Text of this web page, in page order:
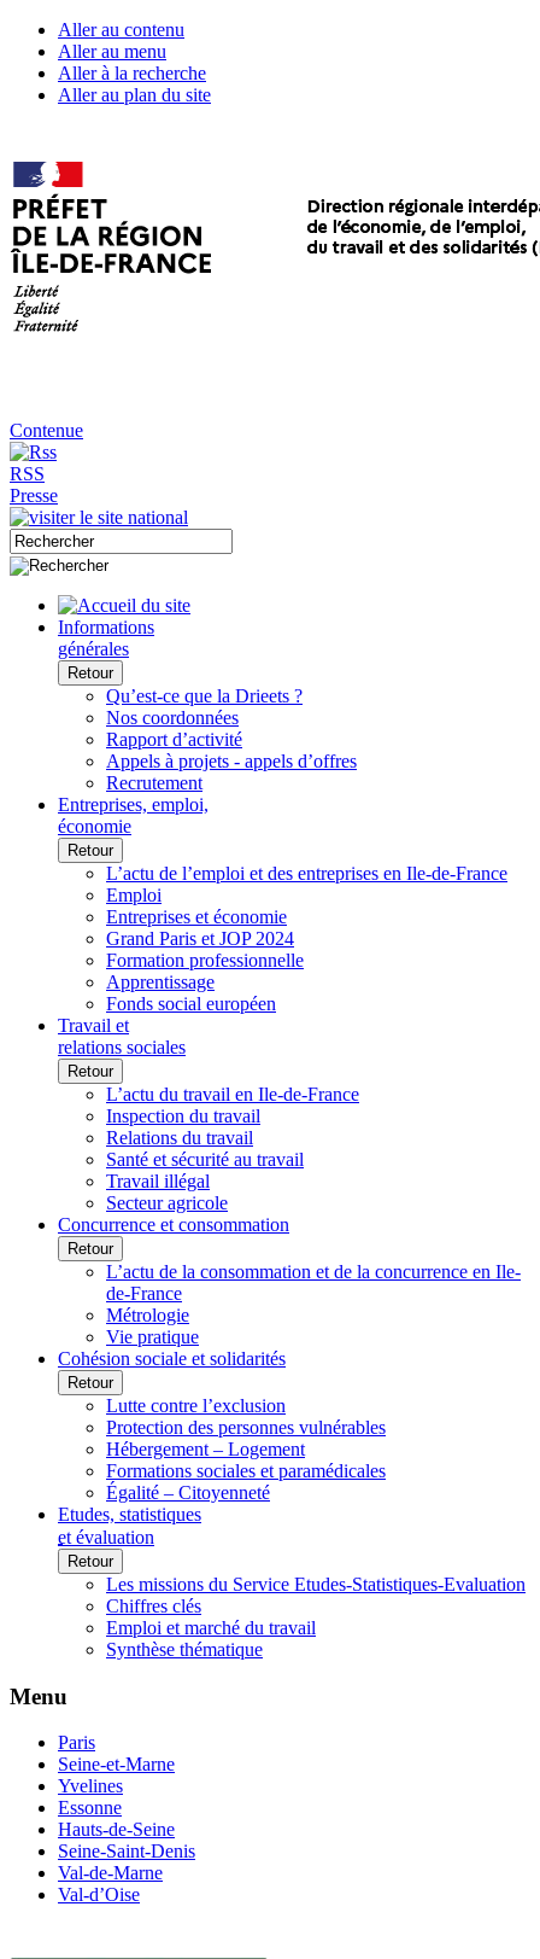
Aller au contenu
Aller au menu
Aller à la recherche
Aller au plan du site
Contenue
RSS
Presse
Informations
générales
Retour
Qu’est-ce que la Drieets ?
Nos coordonnées
Rapport d’activité
Appels à projets - appels d’offres
Recrutement
Entreprises, emploi,
économie
Retour
L’actu de l’emploi et des entreprises en Ile-de-France
Emploi
Entreprises et économie
Grand Paris et JOP 2024
Formation professionnelle
Apprentissage
Fonds social européen
Travail et
relations sociales
Retour
L’actu du travail en Ile-de-France
Inspection du travail
Relations du travail
Santé et sécurité au travail
Travail illégal
Secteur agricole
Concurrence et consommation
Retour
L’actu de la consommation et de la concurrence en Ile-
de-France
Métrologie
Vie pratique
Cohésion sociale et solidarités
Retour
Lutte contre l’exclusion
Protection des personnes vulnérables
Hébergement – Logement
Formations sociales et paramédicales
Égalité – Citoyenneté
Etudes, statistiques
et évaluation
Retour
Les missions du Service Etudes-Statistiques-Evaluation
Chiffres clés
Emploi et marché du travail
Synthèse thématique
Menu
Paris
Seine-et-Marne
Yvelines
Essonne
Hauts-de-Seine
Seine-Saint-Denis
Val-de-Marne
Val-d’Oise